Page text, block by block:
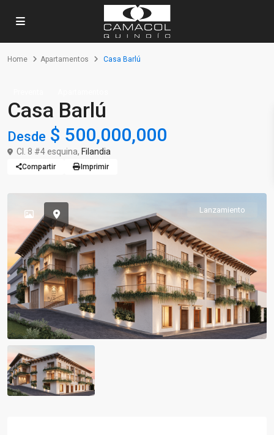
Home Apartamentos Casa Barlú
Casa Barlú
Desde $ 500,000,000
Cl. 8 #4 esquina, Filandia
Compartir Imprimir
Lanzamiento